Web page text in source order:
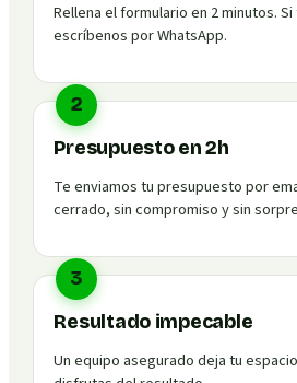
Rellena el formulario en 2 minutos.
escríbenos por WhatsApp.
2
Presupuesto en 2h
Te enviamos tu presupuesto por
cerrado, sin compromiso y sin
3
Resultado impecable
Un equipo asegurado deja tu